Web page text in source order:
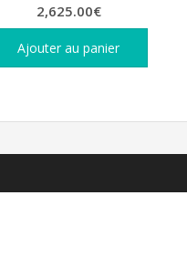
2,625.00€
Ajouter au panier